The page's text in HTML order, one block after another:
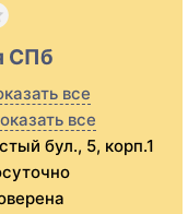
СПб
все
все
бул., 5, корп.1